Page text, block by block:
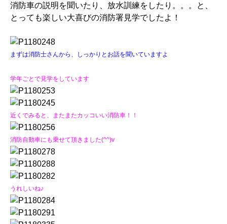
消防車の説明を聞いたり、放水訓練をしたり。。。と、
とっても楽しい大喜びの消防署見学でしたよ！
まずは消防士さんから、しっかりとお話を聞いていますよ
学年ごとで見学をしています
近くでみると、またまたカッコいい消防車！！
消防自動車にも乗せて頂きました(^^)v
うれしいね♪